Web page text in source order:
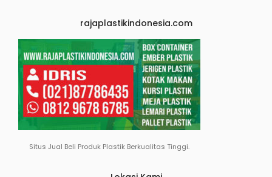
rajaplastikindonesia.com
Situs Jual Beli Produk Plastik Berkualitas Tinggi.